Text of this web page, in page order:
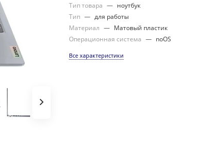
Тип товара — ноутбук
Тип — для работы
Материал — Матовый пластик
Операционная система — noOS
Все характеристики